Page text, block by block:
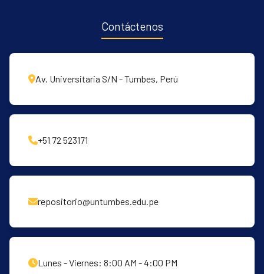
Contáctenos
Av. Universitaria S/N - Tumbes, Perú
+51 72 523171
repositorio@untumbes.edu.pe
Lunes - Viernes: 8:00 AM - 4:00 PM